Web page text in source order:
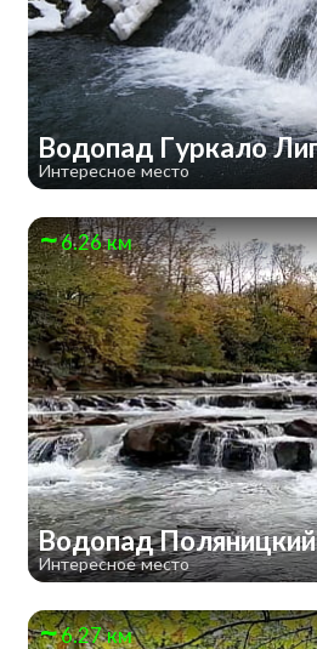
Водопад Гуркало
Интересное место
6.26 км
Водопад
Интересное место
6.27 км